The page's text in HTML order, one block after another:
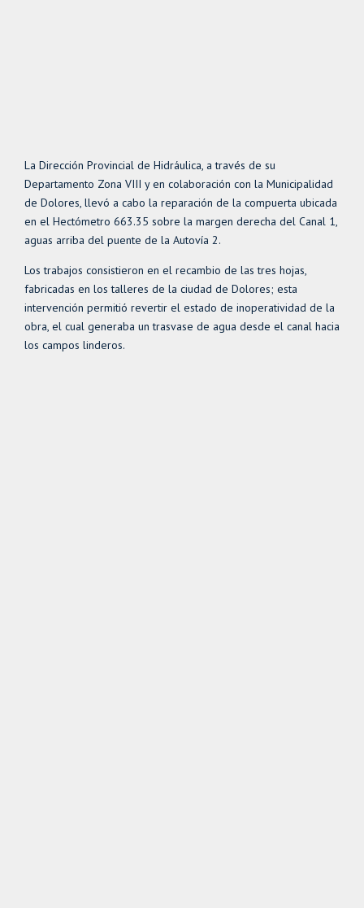
La Dirección Provincial de Hidráulica, a través de su
Departamento Zona VIII y en colaboración con la Municipalidad
de Dolores, llevó a cabo la reparación de la compuerta ubicada
en el Hectómetro 663.35 sobre la margen derecha del Canal 1,
aguas arriba del puente de la Autovía 2.
Los trabajos consistieron en el recambio de las tres hojas,
fabricadas en los talleres de la ciudad de Dolores; esta
intervención permitió revertir el estado de inoperatividad de la
obra, el cual generaba un trasvase de agua desde el canal hacia
los campos linderos.